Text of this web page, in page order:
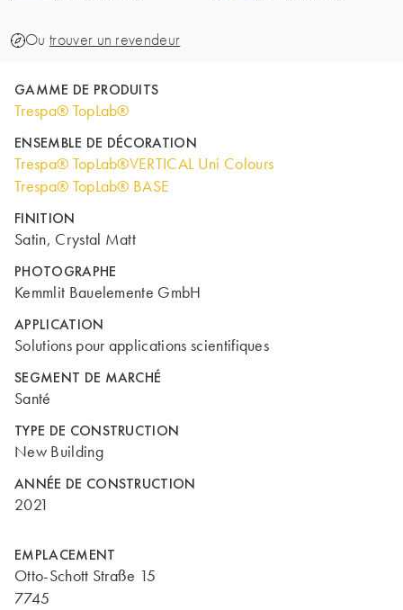
Ou trouver un revendeur
GAMME DE PRODUITS
Trespa® TopLab®
ENSEMBLE DE DÉCORATION
Trespa® TopLab®VERTICAL Uni Colours
Trespa® TopLab® BASE
FINITION
Satin, Crystal Matt
PHOTOGRAPHE
Kemmlit Bauelemente GmbH
APPLICATION
Solutions pour applications scientifiques
SEGMENT DE MARCHÉ
Santé
TYPE DE CONSTRUCTION
New Building
ANNÉE DE CONSTRUCTION
2021
EMPLACEMENT
Otto-Schott Straße 15
7745